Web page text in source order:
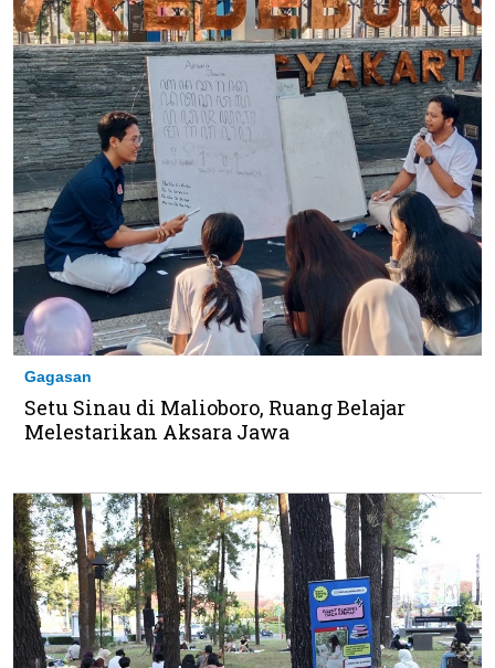
Gagasan
Setu Sinau di Malioboro, Ruang Belajar
Melestarikan Aksara Jawa